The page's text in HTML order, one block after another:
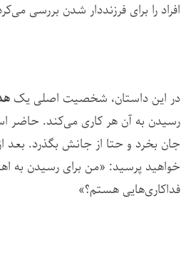
افراد را برای فرزنددار شدن بررسی
در این داستان، شخصیت اصلی یک
رسیدن به آن هر کاری می‌کند. حاضر
جان بخرد و حتا از جانش بگذرد. بعد
خواهید پرسید: «من برای رسیدن به
فداکاری‌هایی هستم؟»